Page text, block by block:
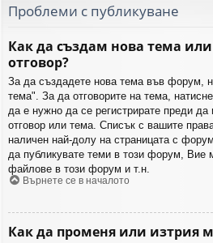
Проблеми с публикуване
Как да създам нова тема
отговор?
За да създадете нова тема във форум,
тема". За да отговорите на тема,
да е нужно да се регистрирате преди да
отговор или тема. Списък с вашите
наличен най-долу на страницата с
да публикувате теми в този форум, Вие
файлове в този форум и т.н.
Върнете се в началото
Как да променя или изтрия